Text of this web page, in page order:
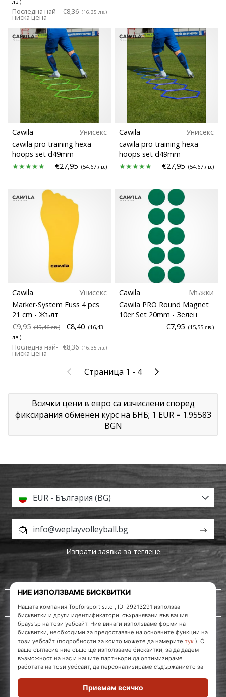
Последна най-
ниска цена
€8,36 (16,35 лв.)
Cawila
Унисекс
cawila pro training hexa-
hoops set d49mm
€27,95 (54,67 лв.)
Cawila
Унисекс
cawila pro training hexa-
hoops set d49mm
€27,95 (54,67 лв.)
Cawila
Унисекс
Marker-System Fuss 4 pcs
21 cm - Жълт
€9,95(19,46 лв.) €8,40 (16,43
лв.)
Последна най-
ниска цена
€8,36 (16,35 лв.)
Cawila
Мъжки
Cawila PRO Round Magnet
10er Set 20mm - Зелен
€7,95 (15,55 лв.)
Предишни
Страница 1 - 4 След
Всички цени в евро са изчислени според
фиксирания обменен курс на БНБ; 1 EUR = 1.95583
BGN
За нас
Обслужване на клиенти
EUR - България (BG)
info@weplayvolleyball.bg
Изпрати заявка за теглене